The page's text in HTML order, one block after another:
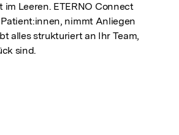
Leeren. ETERNO Connect
nimmt Anliegen
alles strukturiert an Ihr Team,
sind.